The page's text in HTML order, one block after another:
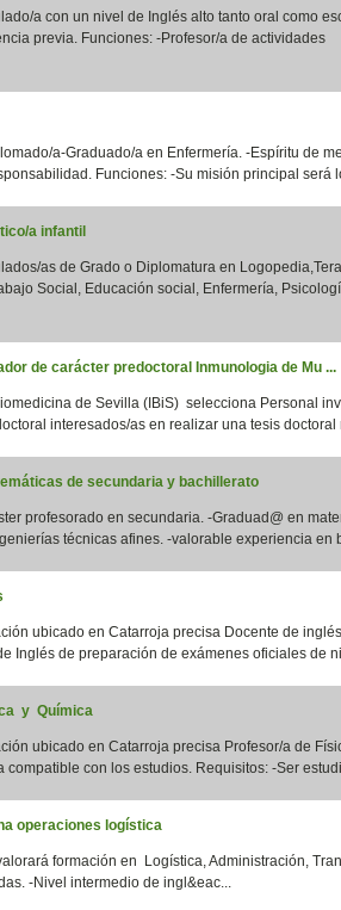
a con un nivel de Inglés alto tanto oral como
previa. Funciones: -Profesor/a de actividades
a-Graduado/a en Enfermería. -Espíritu de
Funciones: -Su misión principal será
a infantil
as de Grado o Diplomatura en
Social, Educación social, Enfermería,
de carácter predoctoral Inmunologia de Mu ...
de Sevilla (IBiS) selecciona Personal
interesados/as en realizar una tesis doctoral
de secundaria y bachillerato
profesorado en secundaria. -Graduad@ en
técnicas afines. -valorable experiencia en
ubicado en Catarroja precisa Docente de
Inglés de preparación de exámenes oficiales de
y Química
ubicado en Catarroja precisa Profesor/a de
compatible con los estudios. Requisitos: -Ser
operaciones logística
formación en Logística, Administración,
-Nivel intermedio de ingl&eac...